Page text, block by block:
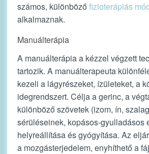
számos, különböző fizioterápiás
alkalmaznak.
Manuálterápia
A manuálterápia a kézzel végzett
tartozik. A manuálterapeuta
kezeli a lágyrészeket, ízületeket, a
idegrendszert. Célja a gerinc, a
különböző szövetek (izom, ín,
sérüléseinek, kopásos-gyulladásos
helyreállítása és gyógyítása. Az
a mozgásterjedelem, enyhíthető a